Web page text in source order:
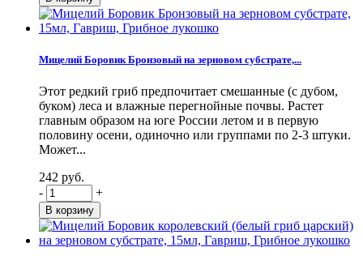
Мицелий Боровик Бронзовый на зерновом субстрате,...
Этот редкий гриб предпочитает смешанные (с дубом,
буком) леса и влажные перегнойные почвы. Растет
главным образом на юге России летом и в первую
половину осени, одиночно или группами по 2-3 штуки.
Может...
242 руб.
-
+